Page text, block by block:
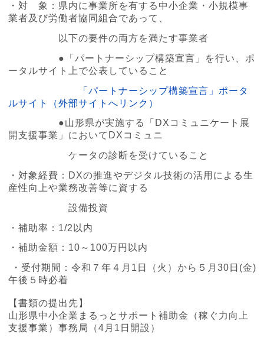
・対 象：県内に事業所を有する中小企業・小規模事
業者及び労働者協同組合であって、
以下の要件の両方を満たす事業者
●「パートナーシップ構築宣言」を行い、ポ
ータルサイト上で公表していること
「パートナーシップ構築宣言」ポータ
ルサイト（外部サイトへリンク）
●山形県が実施する「DXコミュニケート展
開支援事業」においてDXコミュニ
ケータの診断を受けていること
・対象経費：DXの推進やデジタル技術の活用による生
産性向上や業務改善等に資する
設備投資
・補助率：1/2以内
・補助金額：10～100万円以内
・受付期間：令和７年４月1日（火）から５月30日(金)
午後５時必着
【書類の提出先】
山形県中小企業まるっとサポート補助金（稼ぐ力向上
支援事業）事務局（4月1日開設）